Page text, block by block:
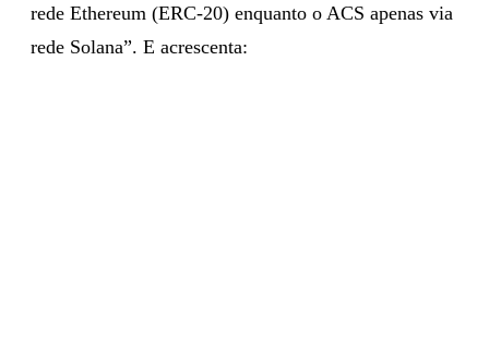
rede Ethereum (ERC-20) enquanto o ACS apenas via
rede Solana”. E acrescenta: